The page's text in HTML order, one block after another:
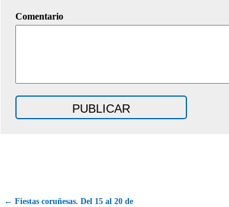
Comentario
← Fiestas coruñesas. Del 15 al 20 de